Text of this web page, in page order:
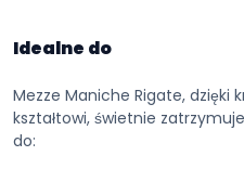
Idealne do
Mezze Maniche Rigate, dzięki
kształtowi, świetnie
do: